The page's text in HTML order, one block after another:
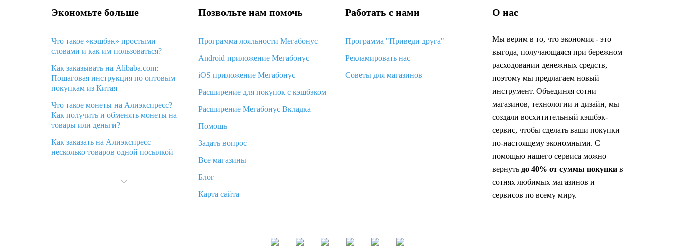
Экономьте больше
Что такое «кэшбэк» простыми
словами и как им пользоваться?
Как заказывать на Alibaba.com:
Пошаговая инструкция по оптовым
покупкам из Китая
Что такое монеты на Алиэкспресс?
Как получить и обменять монеты на
товары или деньги?
Как заказать на Алиэкспресс
несколько товаров одной посылкой
Алиэкспресс и что делать?
Позвольте нам помочь
Программа лояльности Мегабонус
Android приложение Мегабонус
iOS приложение Мегабонус
Расширение для покупок с кэшбэком
Расширение Мегабонус Вкладка
Помощь
Задать вопрос
Все магазины
Блог
Карта сайта
Работать с нами
Программа "Приведи друга"
Рекламировать нас
Советы для магазинов
О нас
Мы верим в то, что экономия - это
выгода, получающаяся при бережном
расходовании денежных средств,
поэтому мы предлагаем новый
инструмент. Объединяя сотни
магазинов, технологии и дизайн, мы
создали восхитительный кэшбэк-
сервис, чтобы сделать ваши покупки
по-настоящему экономными. С
помощью нашего сервиса можно
вернуть до 40% от суммы покупкив
сотнях любимых магазинов и
сервисов по всему миру.